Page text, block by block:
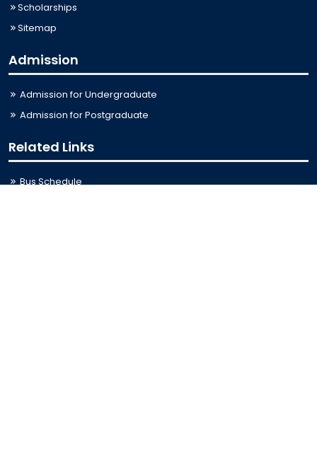
Scholarships
Sitemap
Admission
Admission for Undergraduate
Admission for Postgraduate
Related Links
Bus Schedule